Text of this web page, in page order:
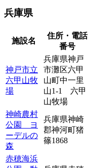
兵庫県
施設名
住所・電話
番号
神戸市立
六甲山牧
場
兵庫県神戸
市灘区六甲
山町中一里
山1-1 六甲
山牧場
神崎農村
公園 ヨ
ーデルの
森
兵庫県神崎
郡神河町猪
篠1868
赤穂海浜